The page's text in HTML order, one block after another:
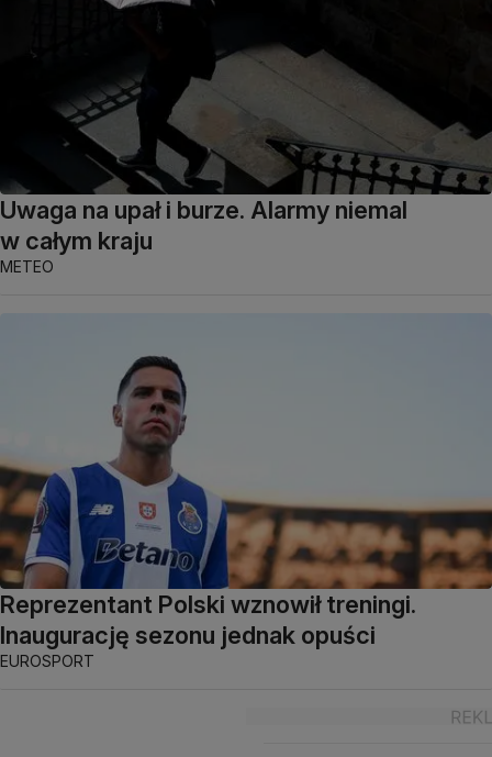
Uwaga na upał i burze. Alarmy niemal
w całym kraju
METEO
Reprezentant Polski wznowił treningi.
Inaugurację sezonu jednak opuści
EUROSPORT